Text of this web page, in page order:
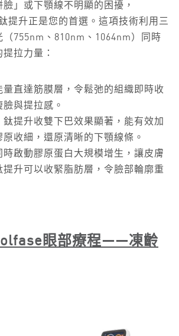
」或下顎線不明顯的困擾，
提升正是您的首選。這項技術利用三
755nm、810nm、1064nm）同時
拉力量：
量直達筋膜層，令鬆弛的組織即時收
與提拉感。
提升收雙下巴效果顯著，能有效加
收細，還原清晰的下顎線條。
啟動膠原蛋白大規模增生，讓皮膚
升可以收緊脂肪層，令臉部輪廓重
眼部療程——凍齡